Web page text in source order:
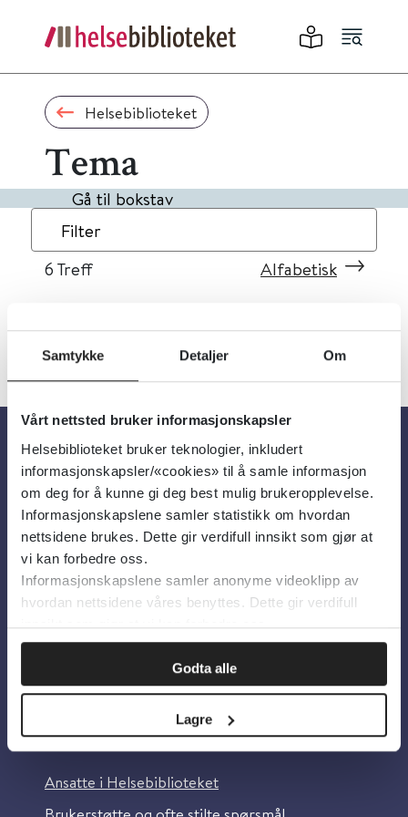
Samtykke Detaljer Om
Vårt nettsted bruker informasjonskapsler
Helsebiblioteket bruker teknologier, inkludert
informasjonskapsler/«cookies» til å samle informasjon
om deg for å kunne gi deg best mulig brukeropplevelse.
Informasjonskapslene samler statistikk om hvordan
nettsidene brukes. Dette gir verdifull innsikt som gjør at
vi kan forbedre oss.
Informasjonskapslene samler anonyme videoklipp av
hvordan nettsidene våres benyttes. Dette gir verdifull
innsikt som gjør at vi kan forbedre oss.
Godta alle
Lagre
Helsebiblioteket
Tema
Gå til bokstav
Filter
6 Treff Alfabetisk
Om oss
Om Helsebiblioteket
Personvern og informasjonskapsler
Tilgjengelighetserklæring
Information in English
Ansatte i Helsebiblioteket